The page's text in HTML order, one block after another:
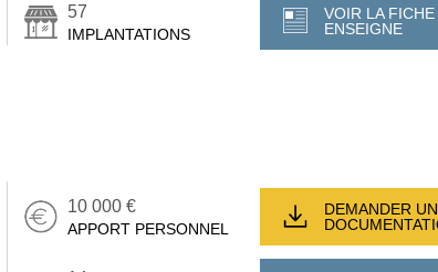
57
IMPLANTATIONS
VOIR LA FICHE
ENSEIGNE
10 000 €
APPORT PERSONNEL
DEMANDER